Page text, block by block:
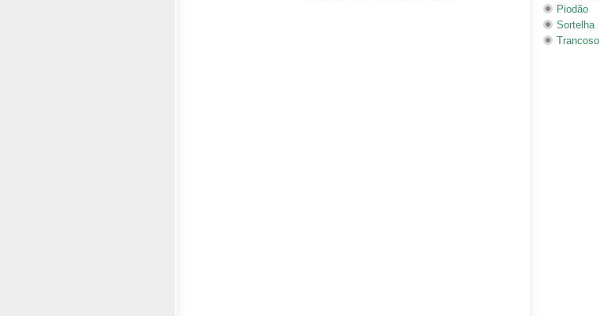
Piodão
Sortelha
Trancoso